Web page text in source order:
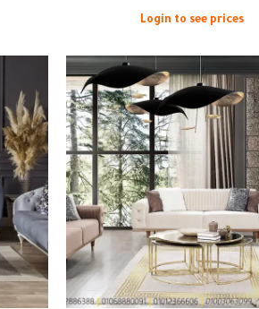
Login to see prices